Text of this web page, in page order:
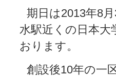
期日は2013年8
水駅近くの日本大
おります。
創設後10年の一